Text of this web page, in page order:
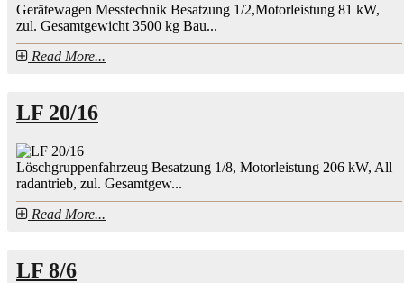
Gerätewagen Messtechnik Besatzung 1/2,Motorleistung 81 kW,
zul. Gesamtgewicht 3500 kg Bau...
Read More...
LF 20/16
Löschgruppenfahrzeug Besatzung 1/8, Motorleistung 206 kW, All
radantrieb, zul. Gesamtgew...
Read More...
LF 8/6